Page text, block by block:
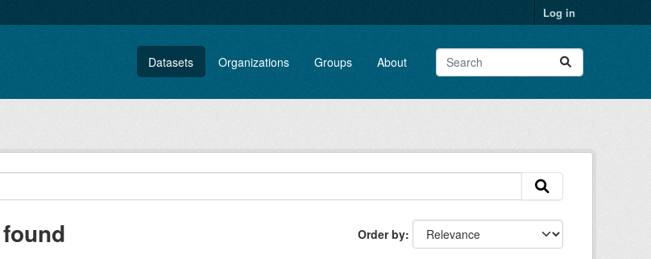
Log in
Datasets Organizations Groups About
Order by